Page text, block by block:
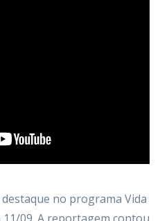
destaque no programa Vida